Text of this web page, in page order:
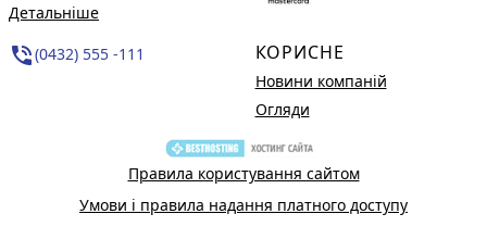
Детальніше
phone_in_talk(0432) 555 -111 КОРИСНЕ
Новини компаній
Огляди
Правила користування сайтом
Умови і правила надання платного доступу